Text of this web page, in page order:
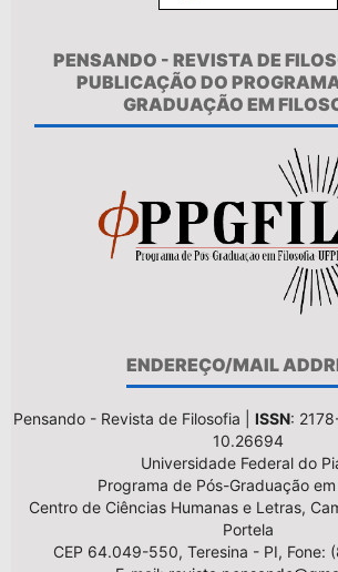
PENSANDO - REVISTA DE
PUBLICAÇÃO DO
GRADUAÇÃO EM
ENDEREÇO/MAIL
Pensando - Revista de Filosofia | ISSN:
10.26694
Universidade Federal do
Programa de Pós-Graduação
Centro de Ciências Humanas e Letras,
Portela
CEP 64.049-550, Teresina - PI, Fone: